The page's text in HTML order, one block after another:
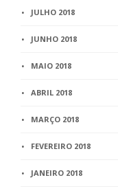
JULHO 2018
JUNHO 2018
MAIO 2018
ABRIL 2018
MARÇO 2018
FEVEREIRO 2018
JANEIRO 2018